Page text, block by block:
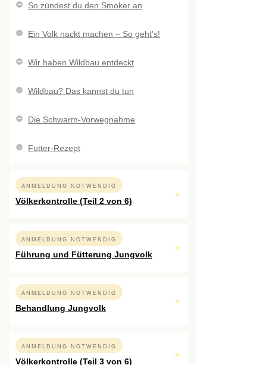
So zündest du den Smoker an
Ein Volk nackt machen – So geht's!
Wir haben Wildbau entdeckt
Wildbau? Das kannst du tun
Die Schwarm-Vorwegnahme
Futter-Rezept
ANMELDUNG NOTWENDIG
Völkerkontrolle (Teil 2 von 6)
ANMELDUNG NOTWENDIG
Führung und Fütterung Jungvolk
ANMELDUNG NOTWENDIG
Behandlung Jungvolk
ANMELDUNG NOTWENDIG
Völkerkontrolle (Teil 3 von 6)